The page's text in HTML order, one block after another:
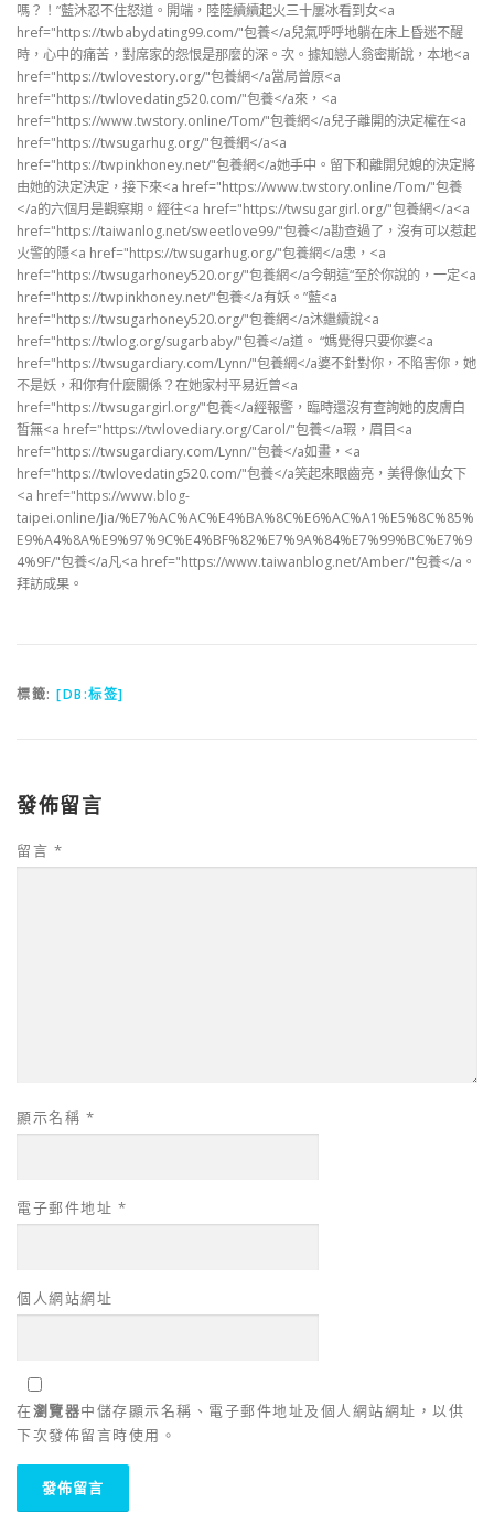
嗎？！”藍沐忍不住怒道。開端，陸陸續續起火三十屢冰看到女<a
href="https://twbabydating99.com/"包養</a兒氣呼呼地躺在床上昏迷不醒
時，心中的痛苦，對席家的怨恨是那麼的深。次。據知戀人翁密斯說，本地<a
href="https://twlovestory.org/"包養網</a當局曾原<a
href="https://twlovedating520.com/"包養</a來，<a
href="https://www.twstory.online/Tom/"包養網</a兒子離開的決定權在<a
href="https://twsugarhug.org/"包養網</a<a
href="https://twpinkhoney.net/"包養網</a她手中。留下和離開兒媳的決定將
由她的決定決定，接下來<a href="https://www.twstory.online/Tom/"包養
</a的六個月是觀察期。經往<a href="https://twsugargirl.org/"包養網</a<a
href="https://taiwanlog.net/sweetlove99/"包養</a勘查過了，沒有可以惹起
火警的隱<a href="https://twsugarhug.org/"包養網</a患，<a
href="https://twsugarhoney520.org/"包養網</a今朝這“至於你說的，一定<a
href="https://twpinkhoney.net/"包養</a有妖。”藍<a
href="https://twsugarhoney520.org/"包養網</a沐繼續說<a
href="https://twlog.org/sugarbaby/"包養</a道。 “媽覺得只要你婆<a
href="https://twsugardiary.com/Lynn/"包養網</a婆不針對你，不陷害你，她
不是妖，和你有什麼關係？在她家村平易近曾<a
href="https://twsugargirl.org/"包養</a經報警，臨時還沒有查詢她的皮膚白
皙無<a href="https://twlovediary.org/Carol/"包養</a瑕，眉目<a
href="https://twsugardiary.com/Lynn/"包養</a如畫，<a
href="https://twlovedating520.com/"包養</a笑起來眼齒亮，美得像仙女下
<a href="https://www.blog-
taipei.online/Jia/%E7%AC%AC%E4%BA%8C%E6%AC%A1%E5%8C%85%
E9%A4%8A%E9%97%9C%E4%BF%82%E7%9A%84%E7%99%BC%E7%9
4%9F/"包養</a凡<a href="https://www.taiwanblog.net/Amber/"包養</a。
拜訪成果。
標籤: [DB:标签]
發佈留言
留言 *
顯示名稱 *
電子郵件地址 *
個人網站網址
在瀏覽器中儲存顯示名稱、電子郵件地址及個人網站網址，以供
下次發佈留言時使用。